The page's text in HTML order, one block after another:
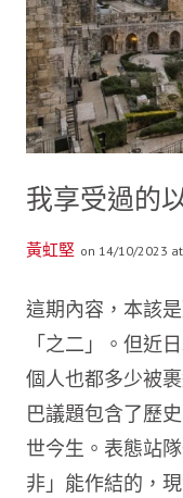
我享受過的
黃虹堅 on 14/10/2023
這期內容，本該
「之二」。但近
個人也都多少被
巴議題包含了歷
世今生。表態站
非」能作結的，